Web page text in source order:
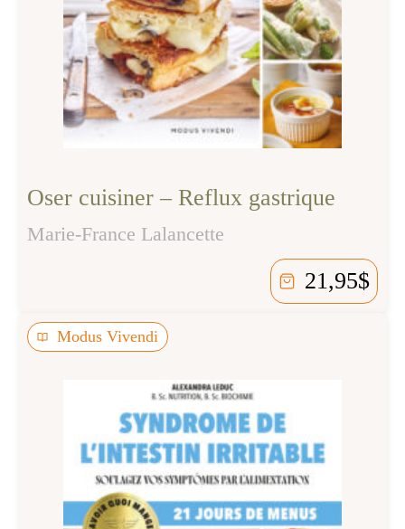
Oser cuisiner – Reflux gastrique
Marie-France Lalancette
21,95$
Modus Vivendi